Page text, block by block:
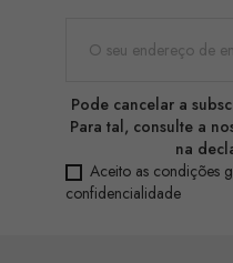
Pode cancelar a
Para tal, consulte a
na
Aceito as condições
confidencialidade